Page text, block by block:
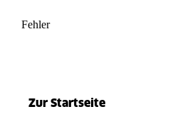
Fehler
Zur Startseite